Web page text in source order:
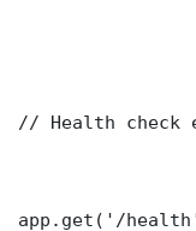
// Health check
app.get('/